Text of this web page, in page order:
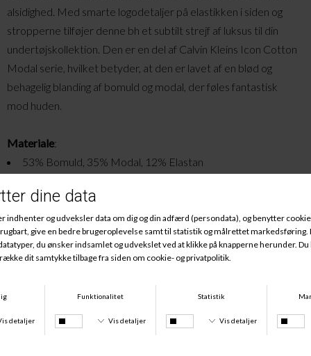
alsidighed. Med smarte logodetaljer på elastikken i siden og
stropperne tilføjer denne bh et subtilt strejf af luksus til din
undertøjskollektion. Den er en del af Calvin Kleins Icon Cotton
Modal serie, hvilket betyder, at den er lavet af en blød og
behagelig blanding af bomuld og modal, der føles fantastisk
mod huden.
Materiale:
53% Bomuld, 35% Modal, 12% Elastan
Andre købte også